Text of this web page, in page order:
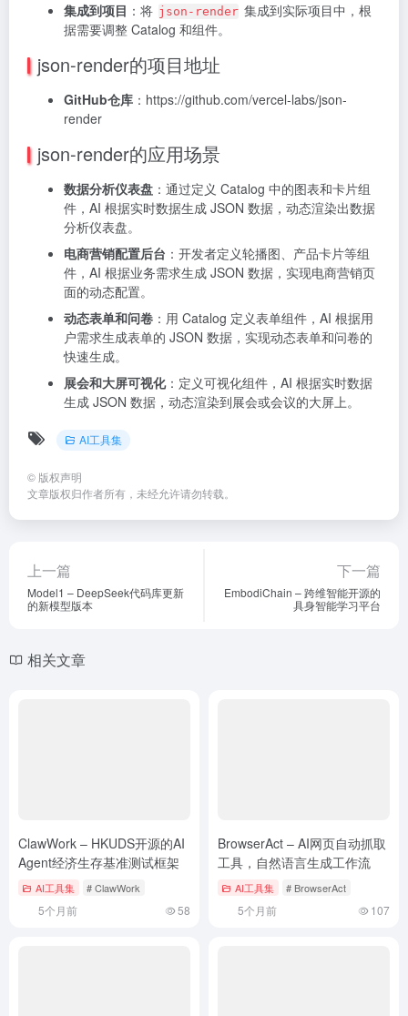
集成到项目 ：将 json-render 集成到实际项目中，根
据需要调整 Catalog 和组件。
json-render的项目地址
GitHub仓库 ：https://github.com/vercel-labs/json-
render
json-render的应用场景
数据分析仪表盘 ：通过定义 Catalog 中的图表和卡片组
件，AI 根据实时数据生成 JSON 数据，动态渲染出数据
分析仪表盘。
电商营销配置后台 ：开发者定义轮播图、产品卡片等组
件，AI 根据业务需求生成 JSON 数据，实现电商营销页
面的动态配置。
动态表单和问卷 ：用 Catalog 定义表单组件，AI 根据用
户需求生成表单的 JSON 数据，实现动态表单和问卷的
快速生成。
展会和大屏可视化：定义可视化组件，AI 根据实时数据
生成 JSON 数据，动态渲染到展会或会议的大屏上。
AI工具集
© 版权声明
文章版权归作者所有，未经允许请勿转载。
上一篇
Model1 – DeepSeek代码库更新
的新模型版本
下一篇
EmbodiChain – 跨维智能开源的
具身智能学习平台
相关文章
ClawWork – HKUDS开源的AI
Agent经济生存基准测试框架
AI工具集 # ClawWork
5个月前 58
BrowserAct – AI网页自动抓取
工具，自然语言生成工作流
AI工具集 # BrowserAct
5个月前 107